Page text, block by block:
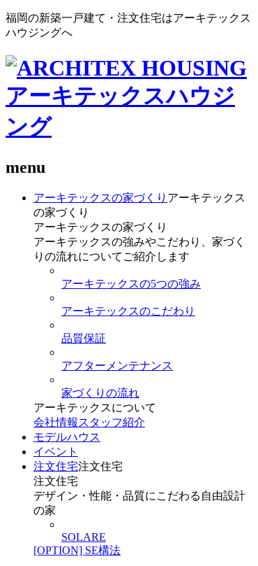
福岡の新築一戸建て・注文住宅はアーキテックス
ハウジングへ
menu
アーキテックスの家づくり アーキテックス
の家づくり
アーキテックスの家づくり
アーキテックスの強みやこだわり、家づく
りの流れについてご紹介します
アーキテックスの5つの強み
アーキテックスのこだわり
品質保証
アフターメンテナンス
家づくりの流れ
アーキテックスについて
会社情報 スタッフ紹介
モデルハウス
イベント
注文住宅注文住宅
注文住宅
デザイン・性能・品質にこだわる自由設計
の家
SOLARE
[OPTION] SE構法